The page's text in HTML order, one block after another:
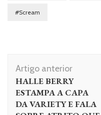
#Scream
Navegação
de
post
Artigo anterior
HALLE BERRY
ESTAMPA A CAPA
DA VARIETY E FALA